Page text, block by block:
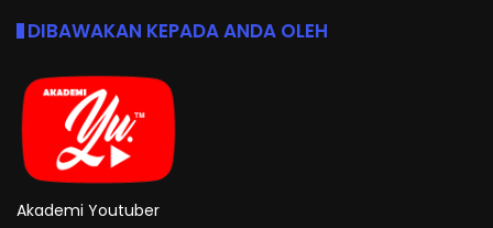
DIBAWAKAN KEPADA ANDA OLEH
Akademi Youtuber